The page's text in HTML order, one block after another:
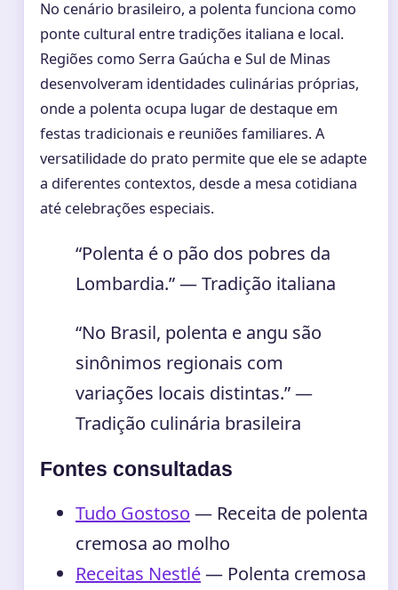
No cenário brasileiro, a polenta funciona como
ponte cultural entre tradições italiana e local.
Regiões como Serra Gaúcha e Sul de Minas
desenvolveram identidades culinárias próprias,
onde a polenta ocupa lugar de destaque em
festas tradicionais e reuniões familiares. A
versatilidade do prato permite que ele se adapte
a diferentes contextos, desde a mesa cotidiana
até celebrações especiais.
“Polenta é o pão dos pobres da
Lombardia.” — Tradição italiana
“No Brasil, polenta e angu são
sinônimos regionais com
variações locais distintas.” —
Tradição culinária brasileira
Fontes consultadas
Tudo Gostoso — Receita de polenta
cremosa ao molho
Receitas Nestlé— Polenta cremosa